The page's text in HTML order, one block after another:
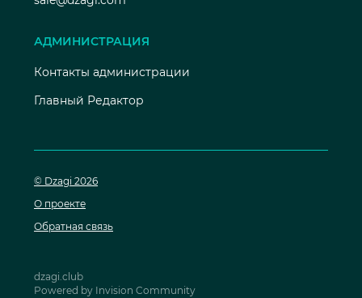
АДМИНИСТРАЦИЯ
Контакты администрации
Главный Редактор
© Dzagi 2026
О проекте
Обратная связь
dzagi.club
Powered by Invision Community